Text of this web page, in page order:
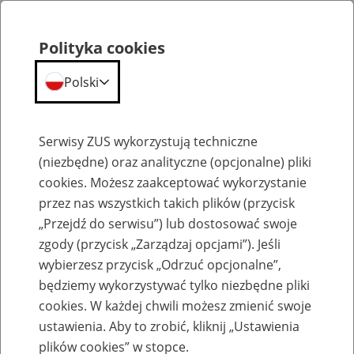
Emerytury
Baza zlikwidowanych lub
przekształconych zakładów pracy
Polityka cookies
Polski
Serwisy ZUS wykorzystują techniczne
(niezbędne) oraz analityczne (opcjonalne) pliki
cookies. Możesz zaakceptować wykorzystanie
przez nas wszystkich takich plików (przycisk
„Przejdź do serwisu”) lub dostosować swoje
zgody (przycisk „Zarządzaj opcjami”). Jeśli
wybierzesz przycisk „Odrzuć opcjonalne”,
będziemy wykorzystywać tylko niezbędne pliki
cookies. W każdej chwili możesz zmienić swoje
ustawienia. Aby to zrobić, kliknij „Ustawienia
plików cookies” w stopce.